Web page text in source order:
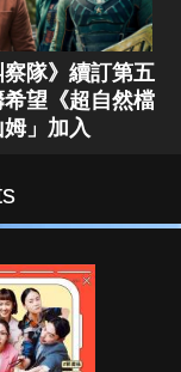
察隊》續訂第五
望《超自然檔
」加入